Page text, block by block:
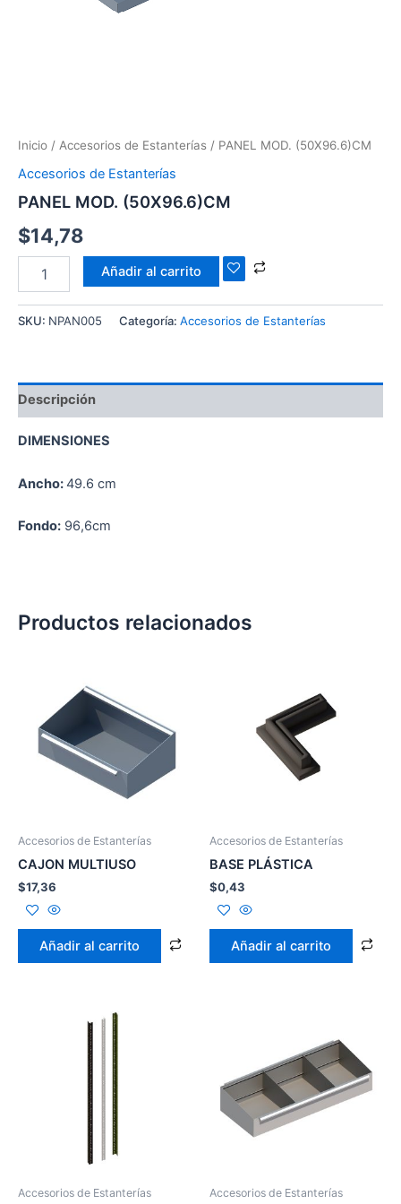
Inicio / Accesorios de Estanterías / PANEL MOD. (50X96.6)CM
Accesorios de Estanterías
PANEL MOD. (50X96.6)CM
$14,78
Añadir al carrito
SKU: NPAN005 Categoría: Accesorios de Estanterías
Descripción
DIMENSIONES
Ancho:49.6 cm
Fondo: 96,6cm
Productos relacionados
Accesorios de Estanterías
CAJON MULTIUSO
$17,36
Añadir al carrito
Accesorios de Estanterías
BASE PLÁSTICA
$0,43
Añadir al carrito
Accesorios de Estanterías Accesorios de Estanterías